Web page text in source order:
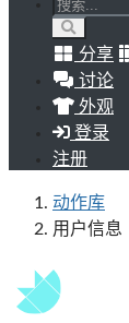
分享
讨论
外观
登录
注册
动作库
用户信息